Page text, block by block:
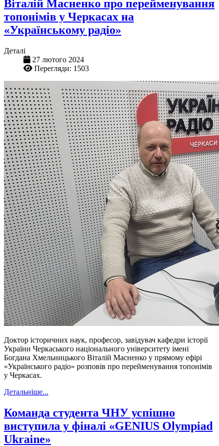
Віталій Масненко про перейменування
топонімів у Черкасах на
«Українському радіо»
Деталі
27 лютого 2024
Перегляди: 1503
Доктор історичних наук, професор, завідувач кафедри історії
України Черкаського національного університету імені
Богдана Хмельницького Віталій Масненко у прямому ефірі
«Українського радіо» розповів про перейменування топонімів
у Черкасах.
Детальніше...
Команда студента ЧНУ успішно
виступила у фіналі «GENIUS Olympiad
Ukraine»